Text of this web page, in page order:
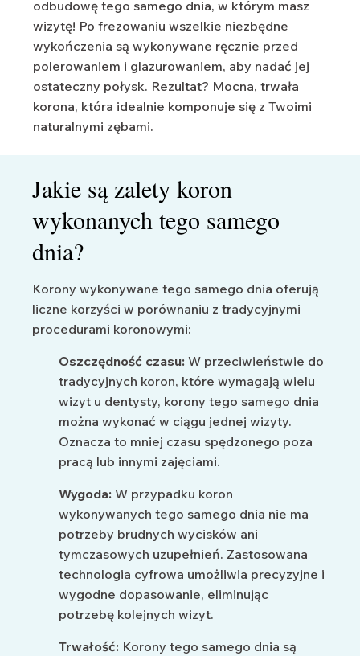
odbudowę tego samego dnia, w którym masz
wizytę! Po frezowaniu wszelkie niezbędne
wykończenia są wykonywane ręcznie przed
polerowaniem i glazurowaniem, aby nadać jej
ostateczny połysk. Rezultat? Mocna, trwała
korona, która idealnie komponuje się z Twoimi
naturalnymi zębami.
Jakie są zalety koron
wykonanych tego samego
dnia?
Korony wykonywane tego samego dnia oferują
liczne korzyści w porównaniu z tradycyjnymi
procedurami koronowymi:
Oszczędność czasu: W przeciwieństwie do
tradycyjnych koron, które wymagają wielu
wizyt u dentysty, korony tego samego dnia
można wykonać w ciągu jednej wizyty.
Oznacza to mniej czasu spędzonego poza
pracą lub innymi zajęciami.
Wygoda: W przypadku koron
wykonywanych tego samego dnia nie ma
potrzeby brudnych wycisków ani
tymczasowych uzupełnień. Zastosowana
technologia cyfrowa umożliwia precyzyjne i
wygodne dopasowanie, eliminując
potrzebę kolejnych wizyt.
Trwałość: Korony tego samego dnia są